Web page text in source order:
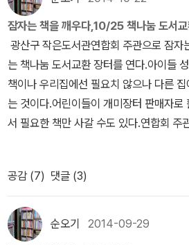
고 하고 아들을 짝퉁이라고 설정한다면 :
설 << 프랑켄슈타인 >> 과 유사하다.
이 만든 괴물이 어마어마한 힘의 소유자'
두려워 피조물을 죽이려고 했듯이, 홍길
을 부리는 홍길동의 괴력을 두려워하여
럼 프랑켄슈타인 박사와 길동 아범 홍상
난 아버지와 비범한 아들의 관계, 형편
본(寫本), 나아가 원본 없는 복제의 아우
변주되어 양산되었다. 영화 << 블레이드
보다 더 인간적인 피조물을 다룬다. 영화
인간적이며 반대로 인간은 복제 인간보다
있는 6권의 책을 읽었다. 그 6권의 책을
이 가치 있는 삶인가?' 논제로 원탁회의를
배가 진행하는 찬반토론을 본 적이 딱 한
었던 기억이 난다. 그러니 제대로 된 독서
이다. 동영상을 보는 것과는 차원이 달랐
이 전해졌다. 아이들의 진지한 모습이 이
말씀이 독서의 꽃은 토론이라고 하였는
을 봤다. 내가 토론자로 나서도 저렇게
이들은 참 잘했다. 5학년은 3인 1조로 각
한다는 반대측 의견이 팽팽하였다. 사회자
시간을 지키며, 명확한 근거를 들어 논지
잠자는 책을 깨우다,10/25 책나눔 도서교
광산구 작은도서관연합회 주관으로 잠자
는 책나눔 도서교환 장터를 연다.아이들
책이나 우리집에선 필요치 않으나 다른
는 것이다.어린이들이 개미장터 판매자로
서 필요한 책만 사갈 수도 있다.연합회 주
도 한다.전집은 전집으로만 교환할 수 있
걸 원칙으로 한다. 제3회 책나눔 도서교
~16시첨단 대상공원 도서교환 개미장터.
골든벨광산구 작은도서관 연합회 주관
주관 책나눔 행사가 이번 토욜에 열린다.
공감 (7) 댓글 (3)
순오기 2014-09-29